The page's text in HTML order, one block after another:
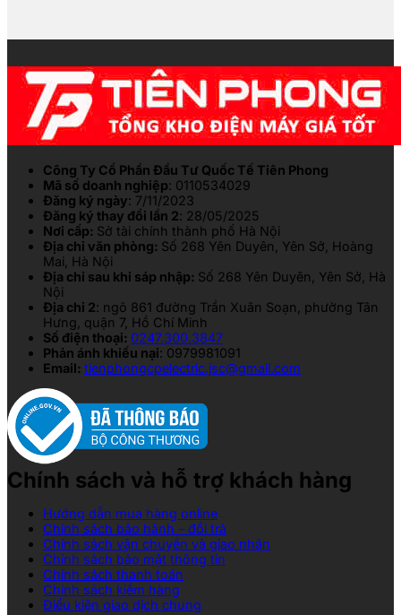
Công Ty Cổ Phần Đầu Tư Quốc Tế Tiên Phong
Mã số doanh nghiệp: 0110534029
Đăng ký ngày: 7/11/2023
Đăng ký thay đổi lần 2: 28/05/2025
Nơi cấp: Sở tài chính thành phố Hà Nội
Địa chỉ văn phòng: Số 268 Yên Duyên, Yên Sở, Hoàng
Mai, Hà Nội
Địa chỉ sau khi sáp nhập: Số 268 Yên Duyên, Yên Sở, Hà
Nội
Địa chỉ 2: ngõ 861 đường Trần Xuân Soạn, phường Tân
Hưng, quận 7, Hồ Chí Minh
Số điện thoại: 0247.300.3847
Phản ánh khiếu nại: 0979981091
Email: tienphongcpelectric.jsc@gmail.com
Chính sách và hỗ trợ khách hàng
Hướng dẫn mua hàng online
Chính sách bảo hành – đổi trả
Chính sách vận chuyển và giao nhận
Chính sách bảo mật thông tin
Chính sách thanh toán
Chính sách kiểm hàng
Điều kiện giao dịch chung